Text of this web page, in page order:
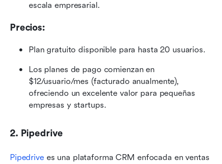
escala empresarial.
Precios:
Plan gratuito disponible para hasta 20 usuarios.
Los planes de pago comienzan en
$12/usuario/mes (facturado anualmente),
ofreciendo un excelente valor para pequeñas
empresas y startups.
2. Pipedrive
Pipedrive es una plataforma CRM enfocada en ventas